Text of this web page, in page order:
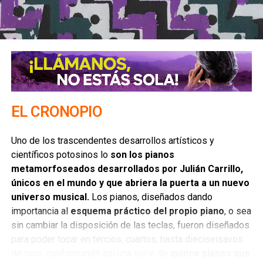
discretos, sin lugar y entrones. Por lo que hablar de glitter,
pestañas largas, pelucas y tacones es un agasajo, que
este reallity facilitó.
Por último, La Más Draga es un ejemplo claro de cómo es
que el colectivo de la diversidad sexual es totalmente
incluyente.La ganadora fue una muejr cisgénero, de
talla grande y heterosexual
guante blanco con brillantina para aquellos grupos
integración de corporalidades diversas, ni a sexualidades
diferentes.
Sin más, este programa fue un excelente pretexto para
reunir a la jotería en una suerte de nuevo impulso, alejado
de la masculinidad tóxica y de los prejuicios. Por lo quees
necesario reconocer el enorme esfuerzo y el trabajo
EL CRONOPIO
Uno de los trascendentes desarrollos artísticos y
científicos potosinos lo son los pianos
metamorfoseados desarrollados por Julián Carrillo,
únicos en el mundo y que abriera la puerta a un nuevo
universo musical. Los pianos, diseñados dando
importancia al esquema práctico del propio piano, o sea
sin cambiar la disposición de las teclas, fueron diseñados
para poder tocar en tercios, cuartos, hasta dieciseisavos